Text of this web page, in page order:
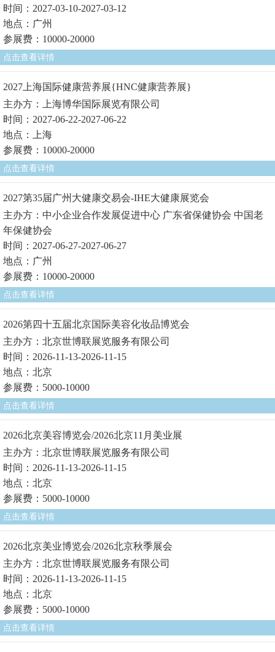
时间：2027-03-10-2027-03-12
地点：广州
参展费：10000-20000
点击查看详情
2027上海国际健康营养展{HNC健康营养展}
主办方：上海博华国际展览有限公司
时间：2027-06-22-2027-06-22
地点：上海
参展费：10000-20000
点击查看详情
2027第35届广州大健康交易会-IHE大健康展览会
主办方：中小企业合作发展促进中心 广东省保健协会 中国老
年保健协会
时间：2027-06-27-2027-06-27
地点：广州
参展费：10000-20000
点击查看详情
2026第四十五届北京国际美容化妆品博览会
主办方：北京世博联展览服务有限公司
时间：2026-11-13-2026-11-15
地点：北京
参展费：5000-10000
点击查看详情
2026北京美容博览会/2026北京11月美业展
主办方：北京世博联展览服务有限公司
时间：2026-11-13-2026-11-15
地点：北京
参展费：5000-10000
点击查看详情
2026北京美业博览会/2026北京秋季展会
主办方：北京世博联展览服务有限公司
时间：2026-11-13-2026-11-15
地点：北京
参展费：5000-10000
点击查看详情